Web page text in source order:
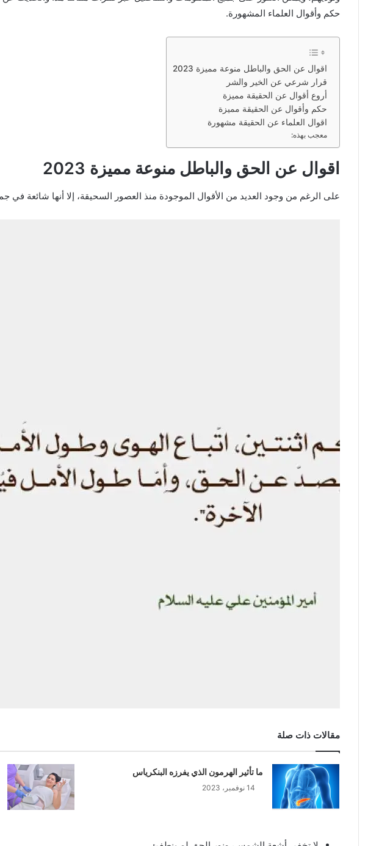
حكم وأقوال العلماء المشهورة.
اقوال عن الحق والباطل منوعة مميزة 2023
قرار شرعي عن الخير والشر
أروع أقوال عن الحقيقة مميزة
حكم وأقوال عن الحقيقة مميزة
اقوال العلماء عن الحقيقة مشهورة
معجب بهذه:
اقوال عن الحق والباطل منوعة مميزة 2023
على الرغم من وجود العديد من الأقوال الموجودة منذ العصور السحيقة، إلا أنها شائعة في
مقالات ذات صلة
ما تأثير الهرمون الذي يفرزه البنكرياس
14 نوفمبر، 2023